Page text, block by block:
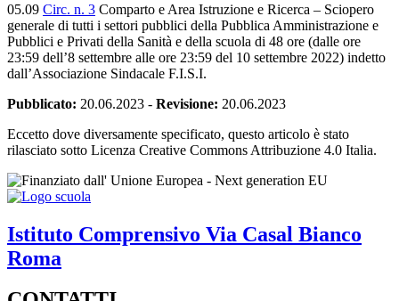
05.09 Circ. n. 3 Comparto e Area Istruzione e Ricerca – Sciopero
generale di tutti i settori pubblici della Pubblica Amministrazione e
Pubblici e Privati della Sanità e della scuola di 48 ore (dalle ore
23:59 dell’8 settembre alle ore 23:59 del 10 settembre 2022) indetto
dall’Associazione Sindacale F.I.S.I.
Pubblicato: 20.06.2023 - Revisione: 20.06.2023
Eccetto dove diversamente specificato, questo articolo è stato
rilasciato sotto Licenza Creative Commons Attribuzione 4.0 Italia.
Istituto Comprensivo Via Casal Bianco
Roma